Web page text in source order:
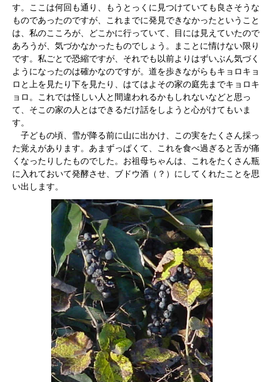
す。ここは何回も通り、もうとっくに見つけていても良さそうな
ものであったのですが、これまでに発見できなかったということ
は、私のこころが、どこかに行っていて、目には見えていたので
あろうが、気づかなかったものでしょう。まことに情けない限り
です。私ごとで恐縮ですが、それでも以前よりはずいぶん気づく
ようになったのは確かなのですが。道を歩きながらもキョロキョ
ロと上を見たり下を見たり、はてはよその家の庭先までキョロキ
ョロ。これでは怪しい人と間違われるかもしれないなどと思っ
て、そこの家の人とはできるだけ話をしようと心がけてもいま
す。
子どもの頃、雪が降る前に山に出かけ、この実をたくさん採っ
た覚えがあります。あまずっぱくて、これを食べ過ぎると舌が痛
くなったりしたものでした。お祖母ちゃんは、これをたくさん瓶
に入れておいて発酵させ、ブドウ酒（？）にしてくれたことを思
い出します。